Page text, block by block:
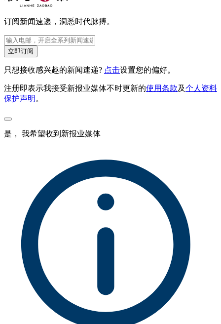
订阅新闻速递，洞悉时代脉搏。
立即订阅
只想接收感兴趣的新闻速递? 点击设置您的偏好。
注册即表示我接受新报业媒体不时更新的使用条款及个人资料
保护声明。
是， 我希望收到新报业媒体